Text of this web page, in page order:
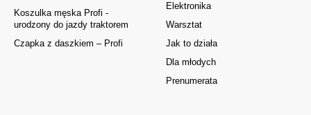
Elektronika
Warsztat
Jak to działa
Dla młodych
Prenumerata
Koszulka męska Profi -
urodzony do jazdy traktorem
Czapka z daszkiem – Profi